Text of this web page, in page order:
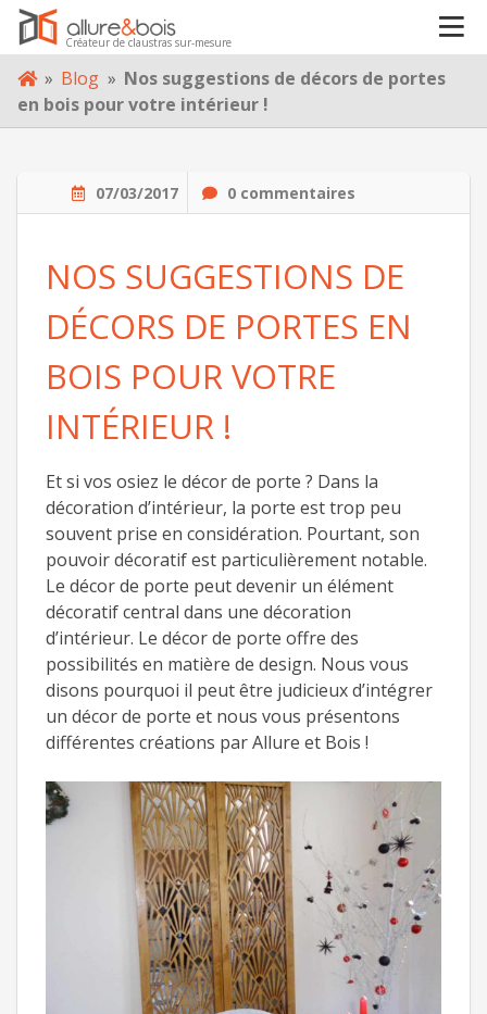
Skip
content
Créateur de claustras sur-mesure
» Blog » Nos suggestions de décors de portes
en bois pour votre intérieur !
07/03/2017 0 commentaires
NOS SUGGESTIONS DE
DÉCORS DE PORTES EN
BOIS POUR VOTRE
INTÉRIEUR !
Et si vos osiez le décor de porte ? Dans la
décoration d’intérieur, la porte est trop peu
souvent prise en considération. Pourtant, son
pouvoir décoratif est particulièrement notable.
Le décor de porte peut devenir un élément
décoratif central dans une décoration
d’intérieur. Le décor de porte offre des
possibilités en matière de design. Nous vous
disons pourquoi il peut être judicieux d’intégrer
un décor de porte et nous vous présentons
différentes créations par Allure et Bois !
VOTRE PROJET
À PROPOS
BLOG
CONTACT